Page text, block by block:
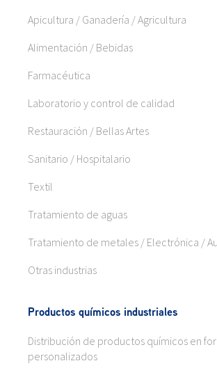
Apicultura / Ganadería / Agricultura
Alimentación / Bebidas
Farmacéutica
Laboratorio y control de calidad
Restauración / Bellas Artes
Sanitario / Hospitalario
Textil
Tratamiento de aguas
Tratamiento de metales / Electrónica /
Otras industrias
Productos químicos industriales
Distribución de productos químicos en
personalizados